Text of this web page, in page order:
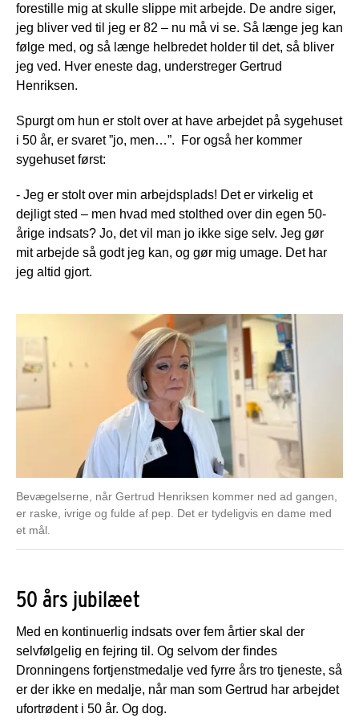
forestille mig at skulle slippe mit arbejde. De andre siger,
jeg bliver ved til jeg er 82 – nu må vi se. Så længe jeg kan
følge med, og så længe helbredet holder til det, så bliver
jeg ved. Hver eneste dag, understreger Gertrud
Henriksen.
Spurgt om hun er stolt over at have arbejdet på sygehuset
i 50 år, er svaret ”jo, men…”. For også her kommer
sygehuset først:
- Jeg er stolt over min arbejdsplads! Det er virkelig et
dejligt sted – men hvad med stolthed over din egen 50-
årige indsats? Jo, det vil man jo ikke sige selv. Jeg gør
mit arbejde så godt jeg kan, og gør mig umage. Det har
jeg altid gjort.
Bevægelserne, når Gertrud Henriksen kommer ned ad gangen,
er raske, ivrige og fulde af pep. Det er tydeligvis en dame med
et mål.
50 års jubilæet
Med en kontinuerlig indsats over fem årtier skal der
selvfølgelig en fejring til. Og selvom der findes
Dronningens fortjenstmedalje ved fyrre års tro tjeneste, så
er der ikke en medalje, når man som Gertrud har arbejdet
ufortrødent i 50 år. Og dog.